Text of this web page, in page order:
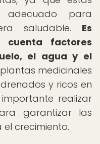
adecuado para
saludable. Es
cuenta factores
el agua y el
medicinales
y ricos en
realizar
garantizar las
crecimiento.